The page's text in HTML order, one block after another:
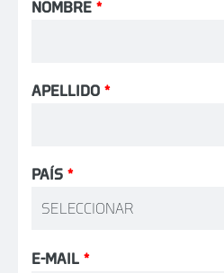
NOMBRE *
APELLIDO *
PAÍS *
E-MAIL *